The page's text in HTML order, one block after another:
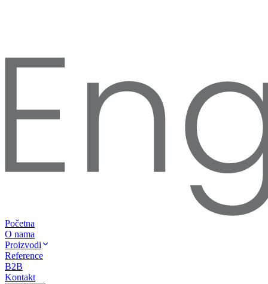
Početna
O nama
Proizvodi
Reference
B2B
Kontakt